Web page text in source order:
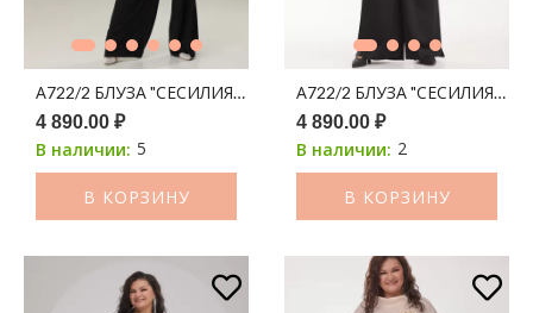
А722/2 БЛУЗА "СЕСИЛИЯ" ЧЕРНЫЙ С НАПЫЛЕНИЕМ ЗОЛОТО
4 890.00 ₽
В наличии: 5
В КОРЗИНУ
А722/2 БЛУЗА "СЕСИЛИЯ"
4 890.00 ₽
В наличии: 2
В КОРЗИНУ